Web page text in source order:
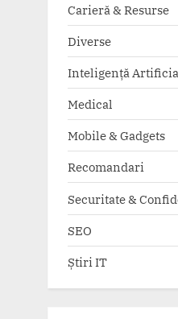
Carieră & Resurse
Diverse
Inteligență
Medical
Mobile & Gadgets
Recomandari
Securitate &
SEO
Știri IT